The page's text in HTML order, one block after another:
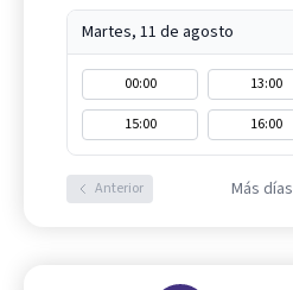
Martes, 11 de agosto
00:00 13:00
15:00
16:00
Anterior Más días